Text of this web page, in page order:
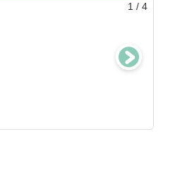
1 / 4